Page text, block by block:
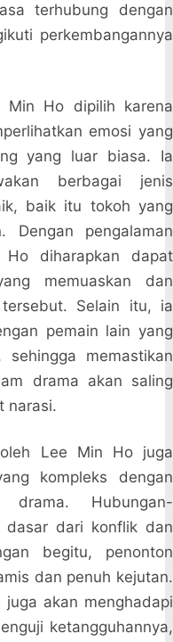
terhubung dengan
perkembangannya
Min Ho dipilih karena
emosi yang
yang luar biasa. Ia
berbagai jenis
baik itu tokoh yang
Dengan pengalaman
diharapkan dapat
memuaskan dan
Selain itu, ia
pemain lain yang
memastikan
drama akan saling
narasi.
Lee Min Ho juga
kompleks dengan
Hubungan-
dasar dari konflik dan
begitu, penonton
dan penuh kejutan.
akan menghadapi
ketangguhannya,